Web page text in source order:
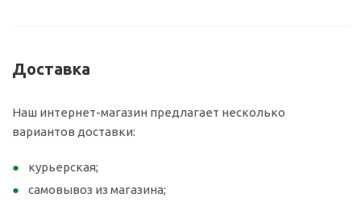
Доставка
Наш интернет-магазин предлагает несколько
вариантов доставки:
курьерская;
самовывоз из магазина;